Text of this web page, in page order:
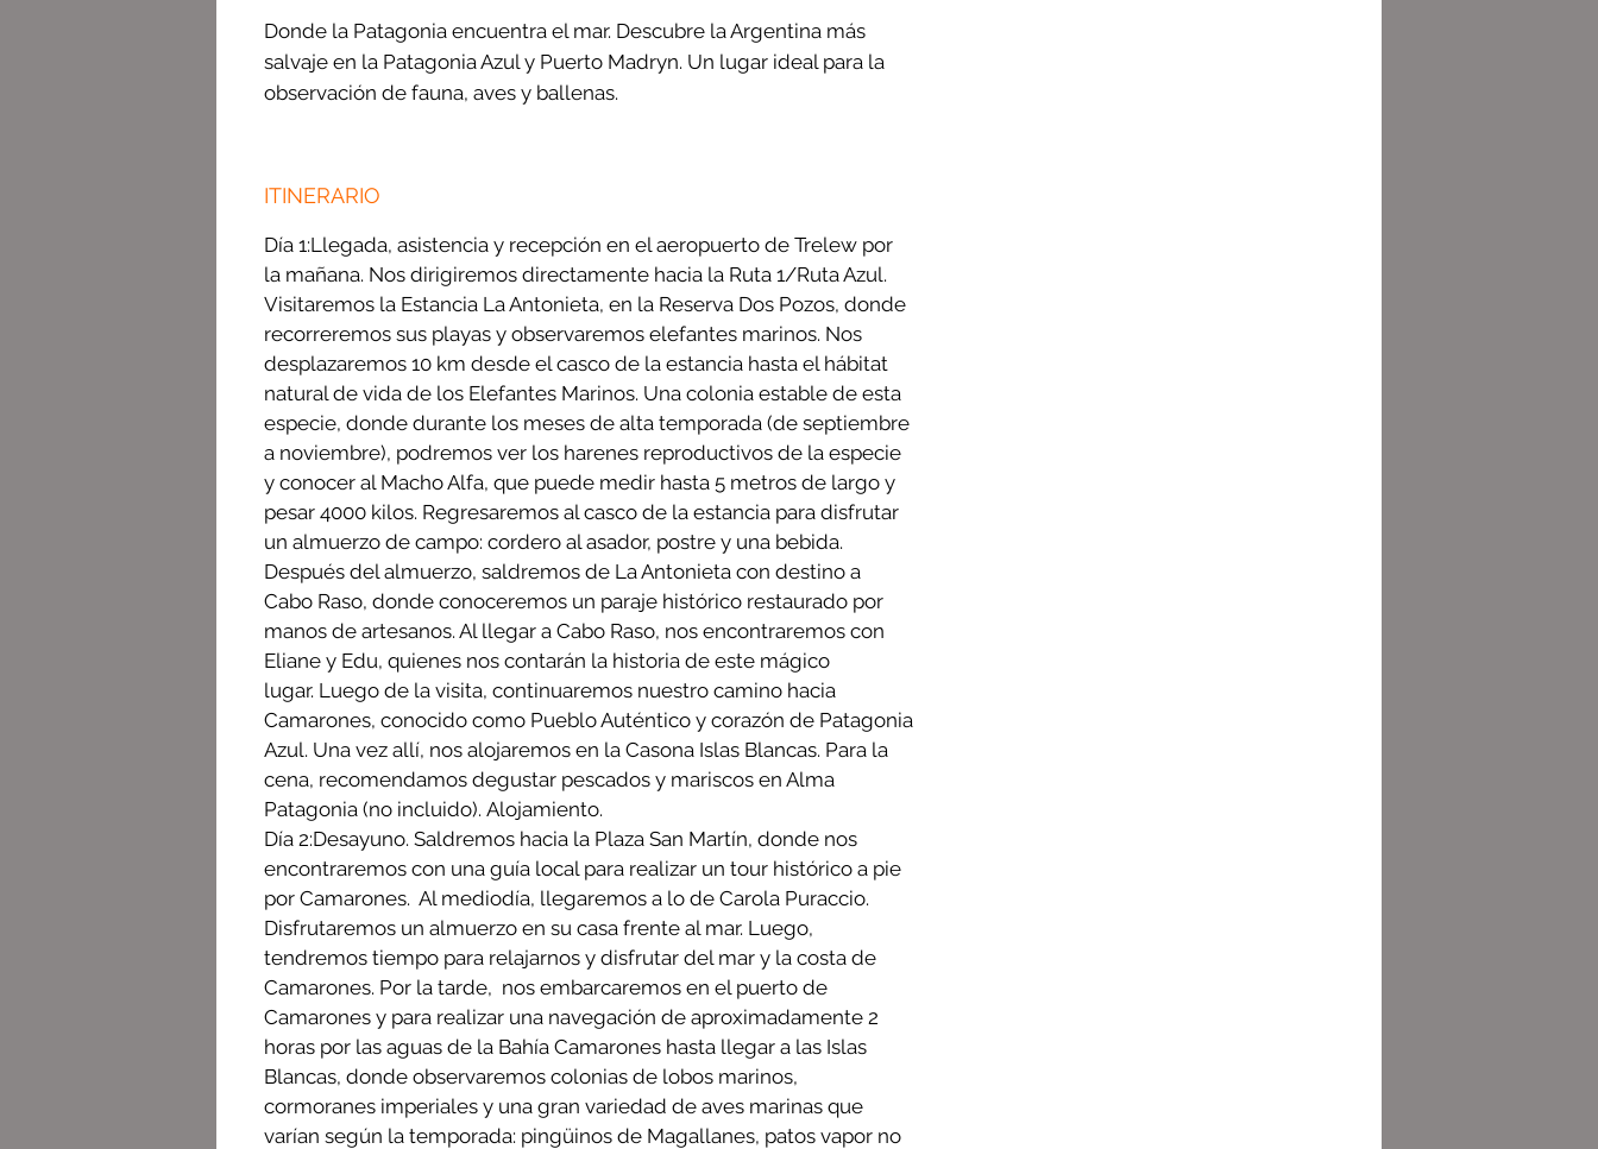
Donde la Patagonia encuentra el mar. Descubre la Argentina más
salvaje en la Patagonia Azul y Puerto Madryn. Un lugar ideal para la
observación de fauna, aves y ballenas.
ITINERARIO
Día 1:Llegada, asistencia y recepción en el aeropuerto de Trelew por
la mañana. Nos dirigiremos directamente hacia la Ruta 1/Ruta Azul.
Visitaremos la Estancia La Antonieta, en la Reserva Dos Pozos, donde
recorreremos sus playas y observaremos elefantes marinos. Nos
desplazaremos 10 km desde el casco de la estancia hasta el hábitat
natural de vida de los Elefantes Marinos. Una colonia estable de esta
especie, donde durante los meses de alta temporada (de septiembre
a noviembre), podremos ver los harenes reproductivos de la especie
y conocer al Macho Alfa, que puede medir hasta 5 metros de largo y
pesar 4000 kilos. Regresaremos al casco de la estancia para disfrutar
un almuerzo de campo: cordero al asador, postre y una bebida.
Después del almuerzo, saldremos de La Antonieta con destino a
Cabo Raso, donde conoceremos un paraje histórico restaurado por
manos de artesanos. Al llegar a Cabo Raso, nos encontraremos con
Eliane y Edu, quienes nos contarán la historia de este mágico
lugar. Luego de la visita, continuaremos nuestro camino hacia
Camarones, conocido como Pueblo Auténtico y corazón de Patagonia
Azul. Una vez allí, nos alojaremos en la Casona Islas Blancas. Para la
cena, recomendamos degustar pescados y mariscos en Alma
Patagonia (no incluido). Alojamiento.
Día 2:Desayuno. Saldremos hacia la Plaza San Martín, donde nos
encontraremos con una guía local para realizar un tour histórico a pie
por Camarones. Al mediodía, llegaremos a lo de Carola Puraccio.
Disfrutaremos un almuerzo en su casa frente al mar. Luego,
tendremos tiempo para relajarnos y disfrutar del mar y la costa de
Camarones. Por la tarde, nos embarcaremos en el puerto de
Camarones y para realizar una navegación de aproximadamente 2
horas por las aguas de la Bahía Camarones hasta llegar a las Islas
Blancas, donde observaremos colonias de lobos marinos,
cormoranes imperiales y una gran variedad de aves marinas que
varían según la temporada: pingüinos de Magallanes, patos vapor no